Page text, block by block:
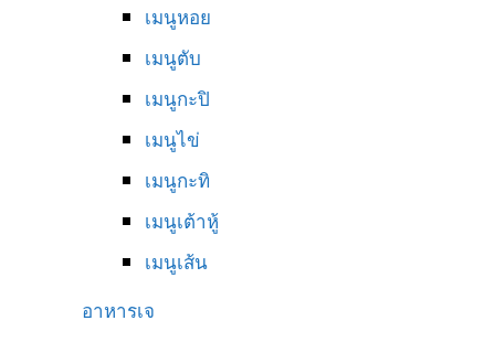
เมนูหอย
เมนูตับ
เมนูกะปิ
เมนูไข่
เมนูกะทิ
เมนูเต้าหู้
เมนูเส้น
อาหารเจ